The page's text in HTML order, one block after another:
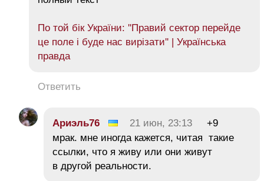
По той бік України: ''Правий сектор перейде
це поле і буде нас вирізати'' | Українська
правда
Ответить
Ариэль76 21 июн, 23:13
+9
мрак. мне иногда кажется, читая такие
ссылки, что я живу или они живут
в другой реальности.